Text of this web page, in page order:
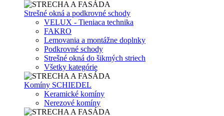
Strešné okná a podkrovné schody
VELUX - Tieniaca technika
FAKRO
Lemovania a montážne doplnky
Podkrovné schody
Strešné okná do šikmých striech
Všetky kategórie
Komíny SCHIEDEL
Keramické komíny
Nerezové komíny